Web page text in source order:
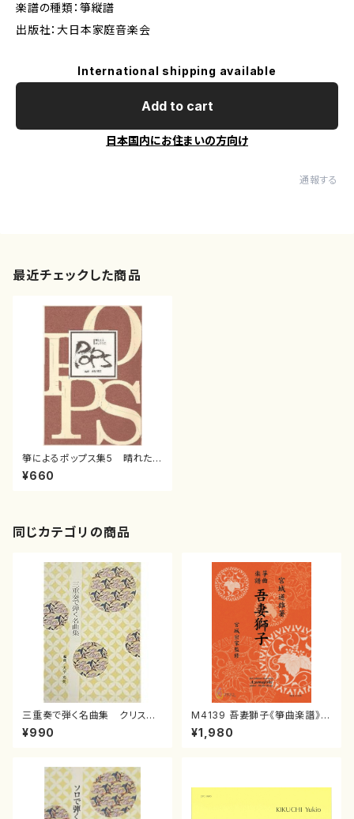
楽譜の種類：箏縦譜
出版社：大日本家庭音楽会
International shipping available
Add to cart
日本国内にお住まいの方向け
通報する
最近チェックした商品
箏によるポップス集5 晴れたら
いいね(箏2・十七弦/水野利彦・
野村倫子 /箏縦譜)
¥660
同じカテゴリの商品
三重奏で弾く名曲集 クリスマ
スメドレー( 箏2/大平光美 編
曲/楽譜）
¥990
M4139 吾妻獅子《箏曲楽譜》
（箏/宮城道雄著・宮城宗家監修/
箏曲古典楽譜）
¥1,980